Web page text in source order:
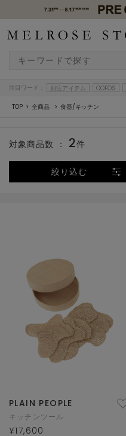
注目ワード： 別注アイテム OOFOS
TOP 全商品 食器/キッチン
絞り込む
対象商品数 ： 2件
PLAIN PEOPLE
キッチンツール
¥17,600